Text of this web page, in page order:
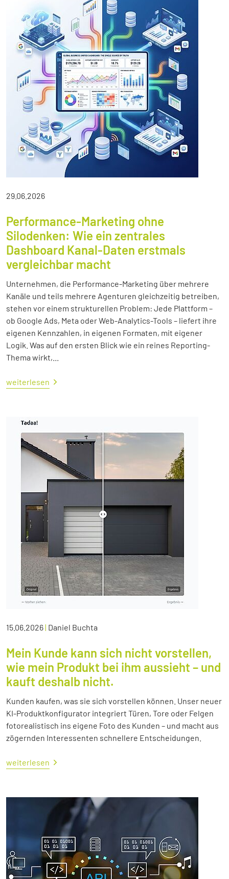
29.06.2026
Performance-Marketing ohne
Silodenken: Wie ein zentrales
Dashboard Kanal-Daten erstmals
vergleichbar macht
Unternehmen, die Performance-Marketing über mehrere
Kanäle und teils mehrere Agenturen gleichzeitig betreiben,
stehen vor einem strukturellen Problem: Jede Plattform –
ob Google Ads, Meta oder Web-Analytics-Tools – liefert ihre
eigenen Kennzahlen, in eigenen Formaten, mit eigener
Logik. Was auf den ersten Blick wie ein reines Reporting-
Thema wirkt,...
weiterlesen
15.06.2026| Daniel Buchta
Mein Kunde kann sich nicht vorstellen,
wie mein Produkt bei ihm aussieht – und
kauft deshalb nicht.
Kunden kaufen, was sie sich vorstellen können. Unser neuer
KI-Produktkonfigurator integriert Türen, Tore oder Felgen
fotorealistisch ins eigene Foto des Kunden – und macht aus
zögernden Interessenten schnellere Entscheidungen.
weiterlesen